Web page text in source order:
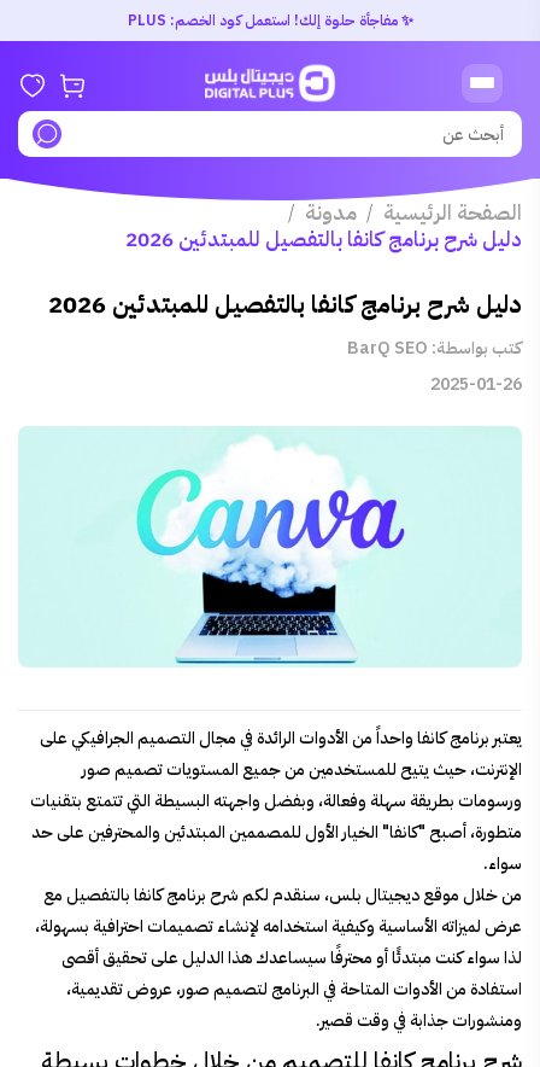
✨ مفاجأة حلوة إلك! استعمل كود الخصم: PLUS
الصفحة الرئيسية / مدونة /
دليل شرح برنامج كانفا بالتفصيل للمبتدئين 2026
دليل شرح برنامج كانفا بالتفصيل للمبتدئين 2026
كتب بواسطة: BarQ SEO
2025-01-26
يعتبر برنامج كانفا واحداً من الأدوات الرائدة في مجال التصميم الجرافيكي على
الإنترنت، حيث يتيح للمستخدمين من جميع المستويات تصميم صور
ورسومات بطريقة سهلة وفعالة، وبفضل واجهته البسيطة التي تتمتع بتقنيات
متطورة، أصبح "كانفا" الخيار الأول للمصممين المبتدئين والمحترفين على حد
سواء.
من خلال موقع ديجيتال بلس، سنقدم لكم شرح برنامج كانفا بالتفصيل مع
عرض لميزاته الأساسية وكيفية استخدامه لإنشاء تصميمات احترافية بسهولة،
لذا سواء كنت مبتدئًا أو محترفًا سيساعدك هذا الدليل على تحقيق أقصى
استفادة من الأدوات المتاحة في البرنامج لتصميم صور، عروض تقديمية،
ومنشورات جذابة في وقت قصير.